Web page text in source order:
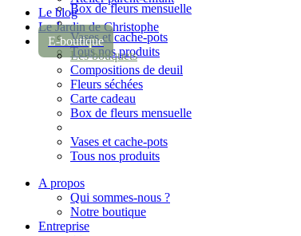
Box de fleurs mensuelle
Vases et cache-pots
Tous nos produits
Le blog
Le Jardin de Christophe
E-boutique
Les bouquets
Compositions de deuil
Fleurs séchées
Carte cadeau
Box de fleurs mensuelle
Vases et cache-pots
Tous nos produits
A propos
Qui sommes-nous ?
Notre boutique
Entreprise